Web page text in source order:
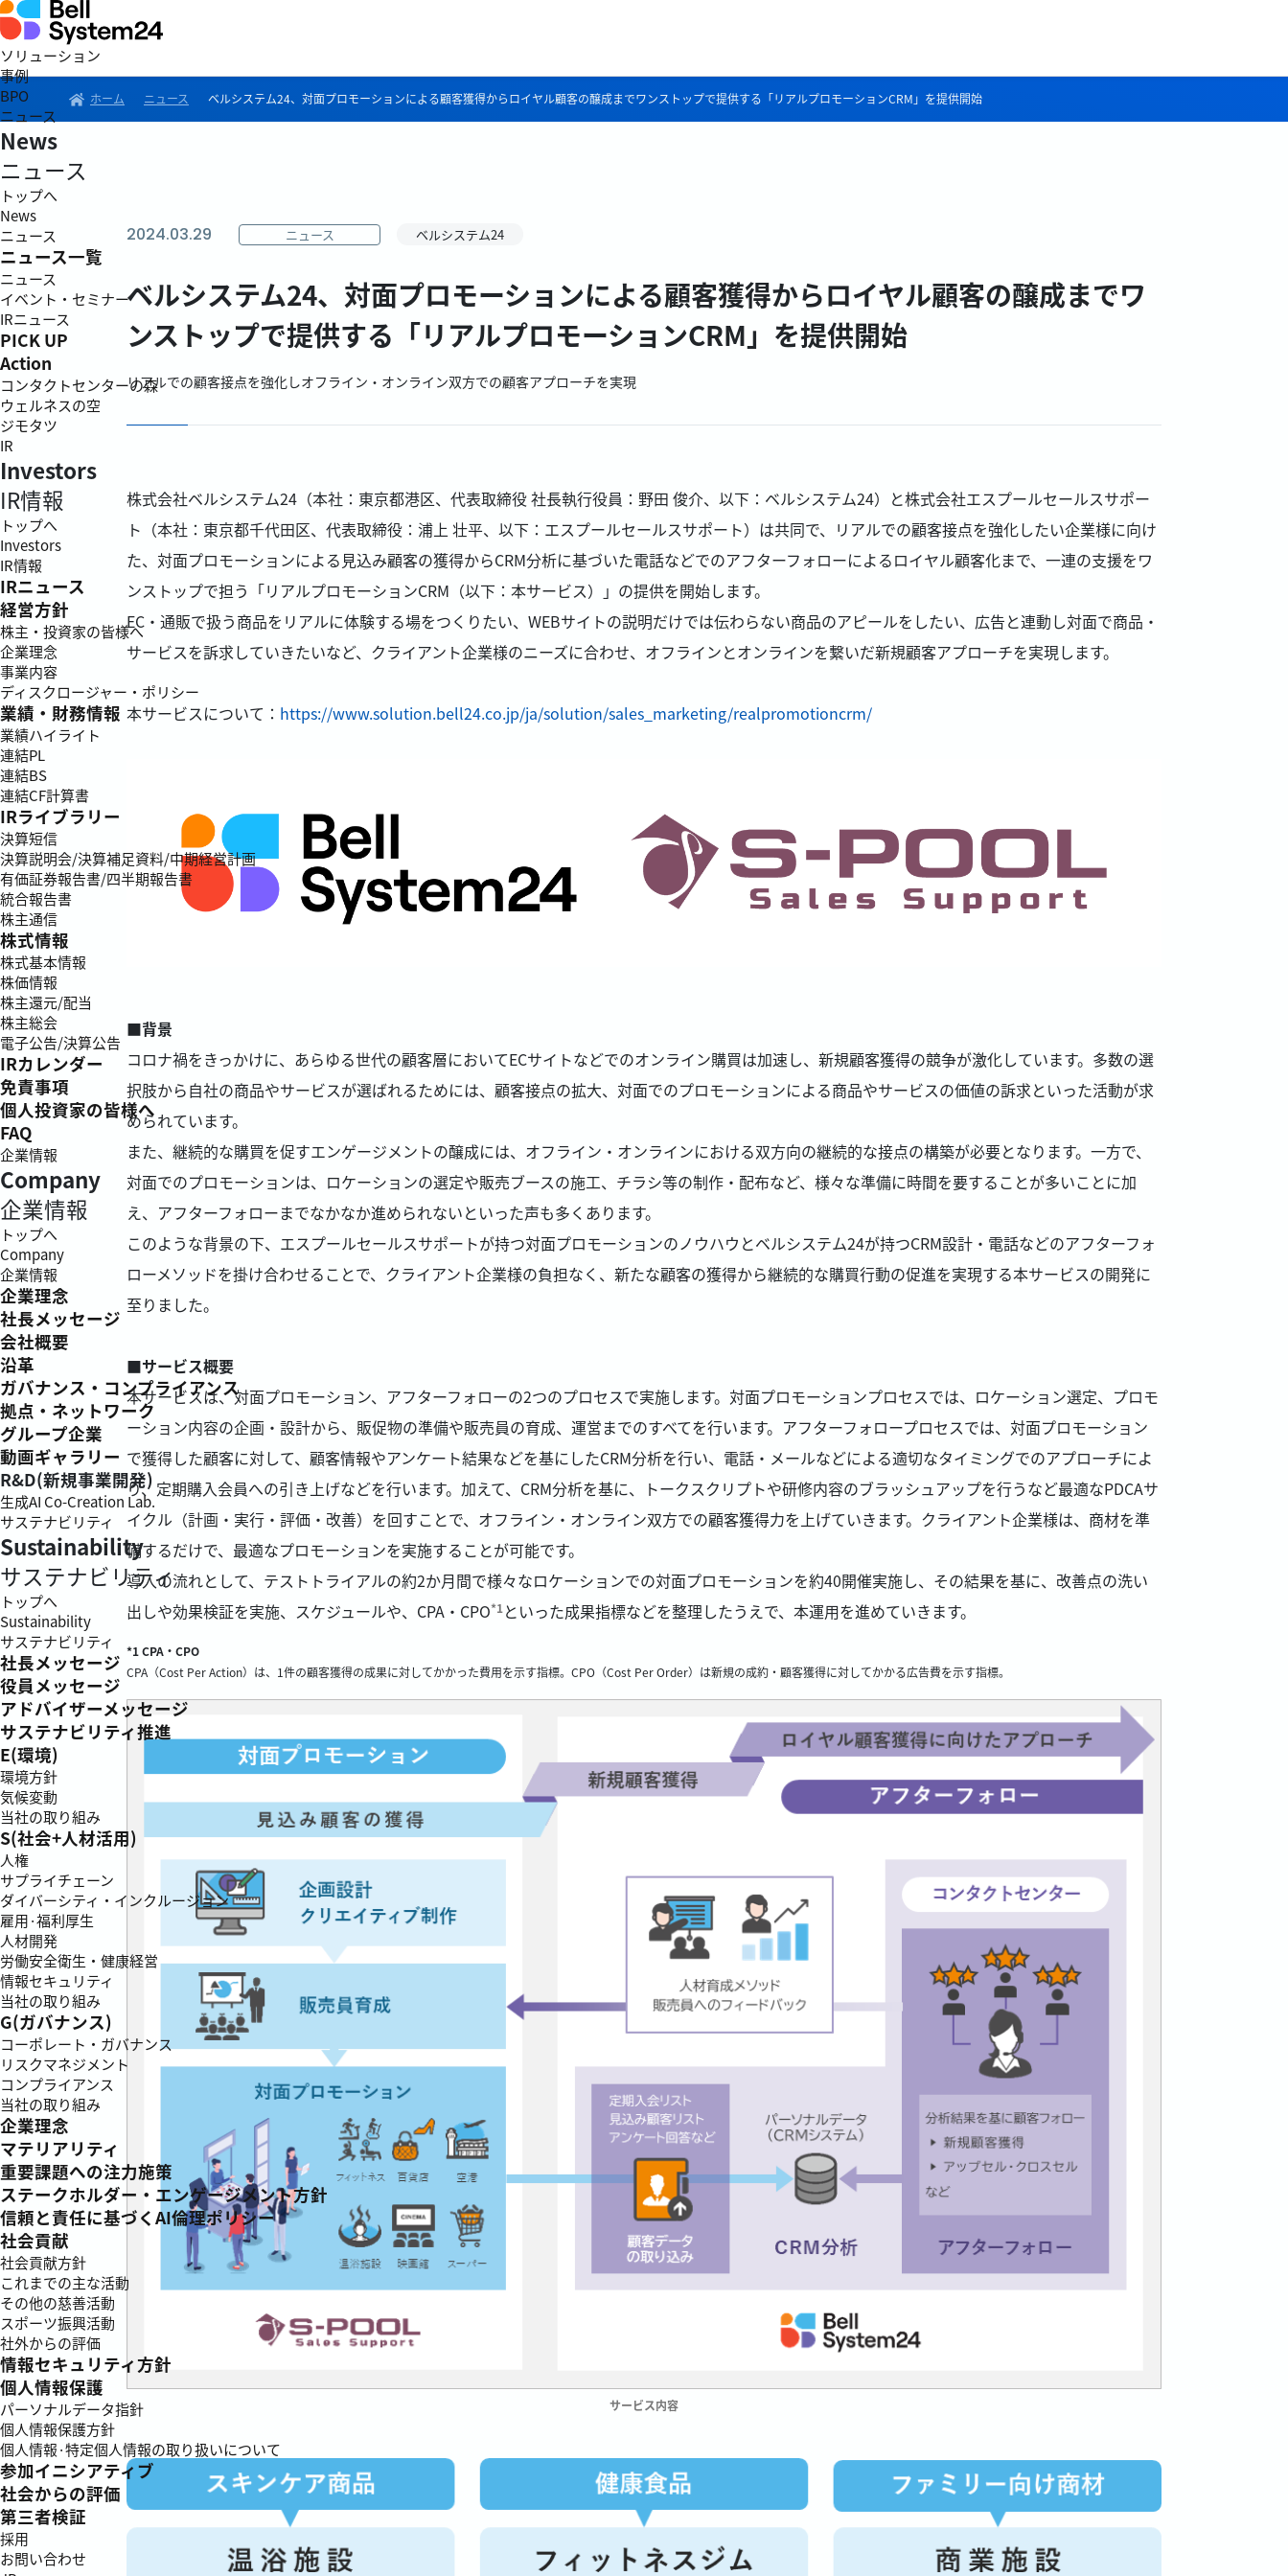
ソリューション
事例
BPO
ニュース
News
ニュース
トップへ
News
ニュース
ニュース一覧
ニュース
イベント・セミナー
IRニュース
PICK UP
Action
コンタクトセンターの森
ウェルネスの空
ジモタツ
IR
Investors
IR情報
トップへ
Investors
IR情報
IRニュース
経営方針
株主・投資家の皆様へ
企業理念
事業内容
ディスクロージャー・ポリシー
業績・財務情報
業績ハイライト
連結PL
連結BS
連結CF計算書
IRライブラリー
決算短信
決算説明会/決算補足資料/中期経営計画
有価証券報告書/四半期報告書
統合報告書
株主通信
株式情報
株式基本情報
株価情報
株主還元/配当
株主総会
電子公告/決算公告
IRカレンダー
免責事項
個人投資家の皆様へ
FAQ
企業情報
Company
企業情報
トップへ
Company
企業情報
企業理念
社長メッセージ
会社概要
沿革
ガバナンス・コンプライアンス
拠点・ネットワーク
グループ企業
動画ギャラリー
R&D(新規事業開発)
生成AI Co-Creation Lab.
サステナビリティ
Sustainability
サステナビリティ
トップへ
Sustainability
サステナビリティ
社長メッセージ
役員メッセージ
アドバイザーメッセージ
サステナビリティ推進
E(環境)
環境方針
気候変動
当社の取り組み
S(社会+人材活用)
人権
サプライチェーン
ダイバーシティ・インクルージョン
雇用·福利厚生
人材開発
労働安全衛生・健康経営
情報セキュリティ
当社の取り組み
G(ガバナンス)
コーポレート・ガバナンス
リスクマネジメント
コンプライアンス
当社の取り組み
企業理念
マテリアリティ
重要課題への注力施策
ステークホルダー・エンゲージメント方針
信頼と責任に基づくAI倫理ポリシー
社会貢献
社会貢献方針
これまでの主な活動
その他の慈善活動
スポーツ振興活動
社外からの評価
情報セキュリティ方針
個人情報保護
パーソナルデータ指針
個人情報保護方針
個人情報·特定個人情報の取り扱いについて
参加イニシアティブ
社会からの評価
第三者検証
採用
お問い合わせ
ホーム ニュース ベルシステム24、対面プロモーションによる顧客獲得からロイヤル顧客の醸成までワンストップで提供する「リアルプロモーションCRM」を提供開始
2024.03.29 ニュース ベルシステム24
ベルシステム24、対面プロモーションによる顧客獲得からロイヤル顧客の醸成までワ
ンストップで提供する「リアルプロモーションCRM」を提供開始
リアルでの顧客接点を強化しオフライン・オンライン双方での顧客アプローチを実現
株式会社ベルシステム24（本社：東京都港区、代表取締役 社長執行役員：野田 俊介、以下：ベルシステム24）と株式会社エスプールセールスサポー
ト（本社：東京都千代田区、代表取締役：浦上 壮平、以下：エスプールセールスサポート）は共同で、リアルでの顧客接点を強化したい企業様に向け
た、対面プロモーションによる見込み顧客の獲得からCRM分析に基づいた電話などでのアフターフォローによるロイヤル顧客化まで、一連の支援をワ
ンストップで担う「リアルプロモーションCRM（以下：本サービス）」の提供を開始します。
EC・通販で扱う商品をリアルに体験する場をつくりたい、WEBサイトの説明だけでは伝わらない商品のアピールをしたい、広告と連動し対面で商品・
サービスを訴求していきたいなど、クライアント企業様のニーズに合わせ、オフラインとオンラインを繋いだ新規顧客アプローチを実現します。
本サービスについて： https://www.solution.bell24.co.jp/ja/solution/sales_marketing/realpromotioncrm/
■背景
コロナ禍をきっかけに、あらゆる世代の顧客層においてECサイトなどでのオンライン購買は加速し、新規顧客獲得の競争が激化しています。多数の選
択肢から自社の商品やサービスが選ばれるためには、顧客接点の拡大、対面でのプロモーションによる商品やサービスの価値の訴求といった活動が求
められています。
また、継続的な購買を促すエンゲージメントの醸成には、オフライン・オンラインにおける双方向の継続的な接点の構築が必要となります。一方で、
対面でのプロモーションは、ロケーションの選定や販売ブースの施工、チラシ等の制作・配布など、様々な準備に時間を要することが多いことに加
え、アフターフォローまでなかなか進められないといった声も多くあります。
このような背景の下、エスプールセールスサポートが持つ対面プロモーションのノウハウとベルシステム24が持つCRM設計・電話などのアフターフォ
ローメソッドを掛け合わせることで、クライアント企業様の負担なく、新たな顧客の獲得から継続的な購買行動の促進を実現する本サービスの開発に
至りました。
■サービス概要
本サービスは、対面プロモーション、アフターフォローの2つのプロセスで実施します。対面プロモーションプロセスでは、ロケーション選定、プロモ
ーション内容の企画・設計から、販促物の準備や販売員の育成、運営までのすべてを行います。アフターフォロープロセスでは、対面プロモーション
で獲得した顧客に対して、顧客情報やアンケート結果などを基にしたCRM分析を行い、電話・メールなどによる適切なタイミングでのアプローチによ
り、定期購入会員への引き上げなどを行います。加えて、CRM分析を基に、トークスクリプトや研修内容のブラッシュアップを行うなど最適なPDCAサ
イクル（計画・実行・評価・改善）を回すことで、オフライン・オンライン双方での顧客獲得力を上げていきます。クライアント企業様は、商材を準
備するだけで、最適なプロモーションを実施することが可能です。
導入の流れとして、テストトライアルの約2か月間で様々なロケーションでの対面プロモーションを約40開催実施し、その結果を基に、改善点の洗い
出しや効果検証を実施、スケジュールや、CPA・CPO*1 といった成果指標などを整理したうえで、本運用を進めていきます。
*1 CPA・CPO
CPA（Cost Per Action）は、1件の顧客獲得の成果に対してかかった費用を示す指標。CPO（Cost Per Order）は新規の成約・顧客獲得に対してかかる広告費を示す指標。
サービス内容